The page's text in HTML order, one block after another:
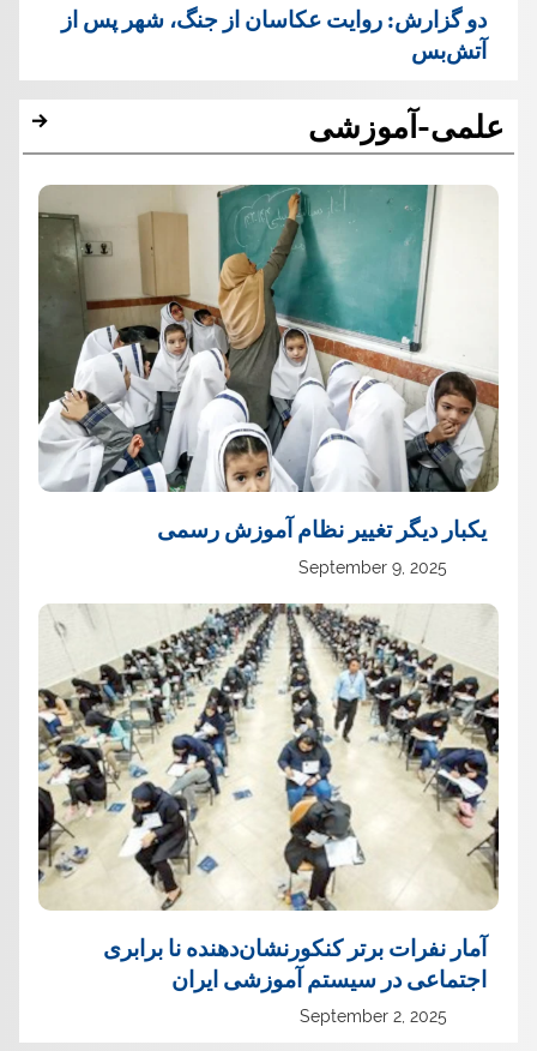
دو گزارش: روایت عکاسان از جنگ، شهر پس از
آتش‌بس
علمی-آموزشی
یک‏بار دیگر تغییر نظام آموزش رسمی
September 9, 2025
آمار نفرات برتر کنکورنشان‌دهنده نا برابری
اجتماعی در سیستم آموزشی ایران
September 2, 2025